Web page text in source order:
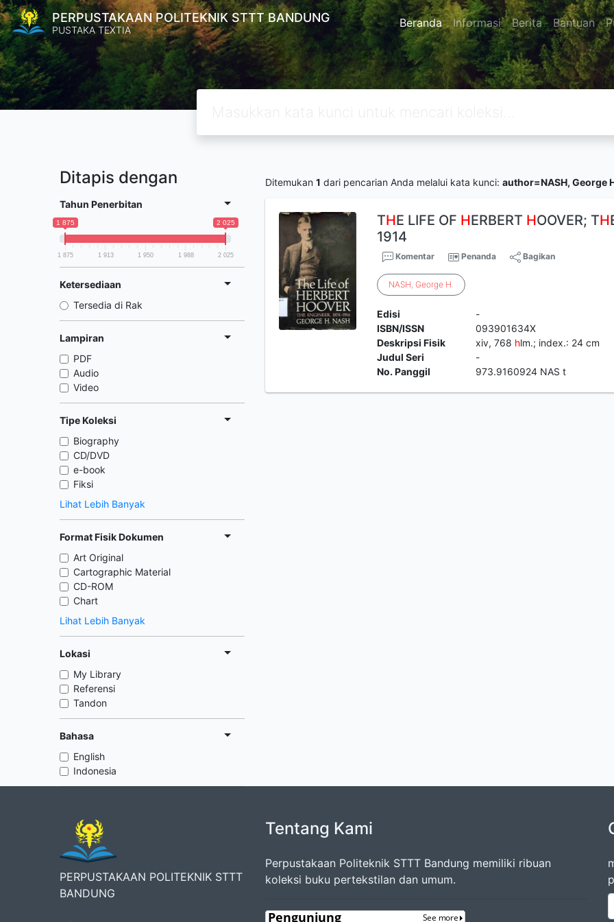
PERPUSTAKAAN POLITEKNIK STTT BANDUNG
PUSTAKA TEXTIA Beranda Informasi Berita Bantuan
Ditapis dengan
Tahun Penerbitan
1 875 2 025
1 875 1 913 1 950 1 988 2 025
Ketersediaan
Tersedia di Rak
Lampiran
PDF
Audio
Video
Tipe Koleksi
Biography
CD/DVD
e-book
Fiksi
Lihat Lebih Banyak
Format Fisik Dokumen
Art Original
Cartographic Material
CD-ROM
Chart
Lihat Lebih Banyak
Lokasi
My Library
Referensi
Tandon
Bahasa
English
Indonesia
Ditemukan 1 dari pencarian Anda melalui kata kunci: author=NASH, George
THE LIFE OF HERBERT HOOVER; TH
1914
Komentar Penanda Bagikan
NASH,George H.
Edisi
-
ISBN/ISSN
093901634X
Deskripsi Fisik
xiv, 768 hlm.; index.: 24 cm
Judul Seri
-
No. Panggil
973.9160924 NAS t
PERPUSTAKAAN POLITEKNIK STTT
BANDUNG
Tentang Kami
Perpustakaan Politeknik STTT Bandung memiliki ribuan
koleksi buku pertekstilan dan umum.